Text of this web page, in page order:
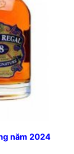
năm 2024